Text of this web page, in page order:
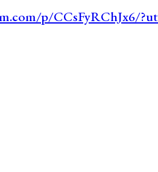
p/CCsFyRChJx6/